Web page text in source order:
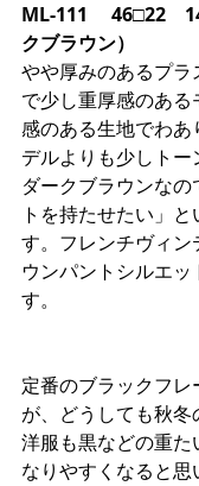
ML-111 　46□22　
クブラウン）
やや厚みのあるプ
で少し重厚感のあ
感のある生地でわ
デルよりも少しト
ダークブラウンな
トを持たせたい」
す。フレンチヴィン
ウンパントシルエッ
す。
定番のブラックフ
が、どうしても秋
洋服も黒などの重
なりやすくなると思